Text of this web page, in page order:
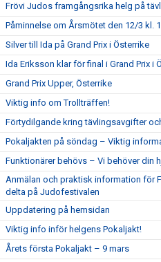
Frövi Judos framgångsrika helg på
Påminnelse om Årsmötet den 12/3 kl.
Silver till Ida på Grand Prix i Österrike
Ida Eriksson klar för final i Grand Prix i
Grand Prix Upper, Österrike
Viktig info om Trollträffen!
Förtydilgande kring tävlingsavgifter
Pokaljakten på söndag – Viktig
Funktionärer behövs – Vi behöver din
Anmälan och praktisk information för
delta på Judofestivalen
Uppdatering på hemsidan
Viktig info inför helgens Pokaljakt!
Årets första Pokaljakt – 9 mars